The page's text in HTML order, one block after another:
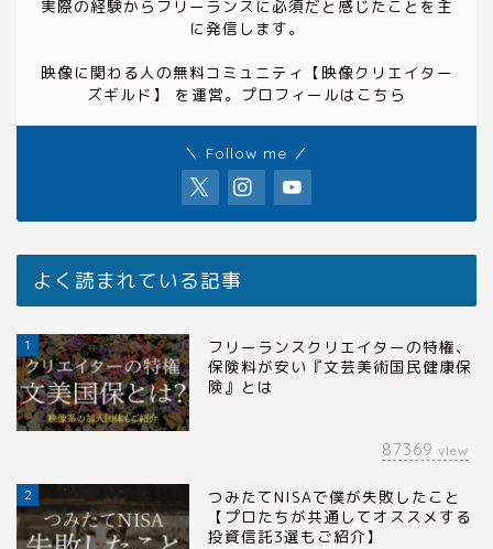
実際の経験からフリーランスに必須だと感じたことを主
に発信します。
映像に関わる人の無料コミュニティ
【映像クリエイター
ズギルド】
を運営。プロフィールは こちら
＼ Follow me ／
よく読まれている記事
1
フリーランスクリエイターの特権、
保険料が安い『文芸美術国民健康保
険』とは
87369 view
2
つみたてNISAで僕が失敗したこと
【プロたちが共通してオススメする
投資信託3選もご紹介】